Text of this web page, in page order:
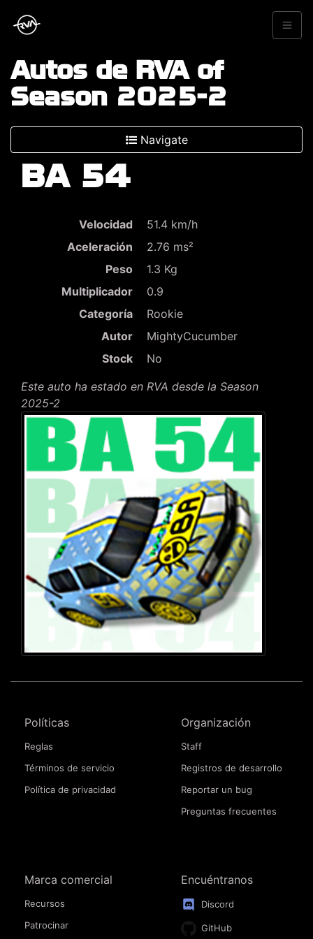
Autos de RVA of
Season 2025-2
Navigate
BA 54
Velocidad
51.4 km/h
Aceleración
2.76 ms²
Peso
1.3 Kg
Multiplicador
0.9
Categoría
Rookie
Autor
MightyCucumber
Stock
No
Este auto ha estado en RVA desde la Season
2025-2
Políticas
Reglas
Términos de servicio
Política de privacidad
Organización
Staff
Registros de desarrollo
Reportar un bug
Preguntas frecuentes
Marca comercial
Recursos
Patrocinar
Encuéntranos
Discord
GitHub